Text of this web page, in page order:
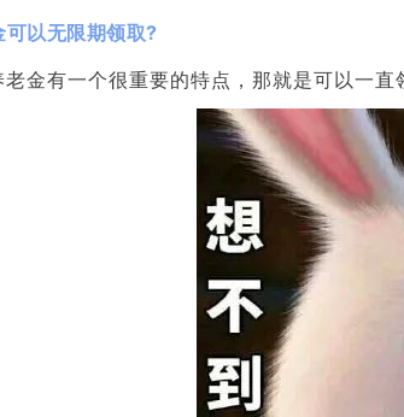
可以无限期领取?
老金有一个很重要的特点，那就是可以一直